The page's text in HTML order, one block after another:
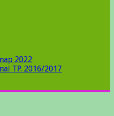
2022
TP. 2016/2017